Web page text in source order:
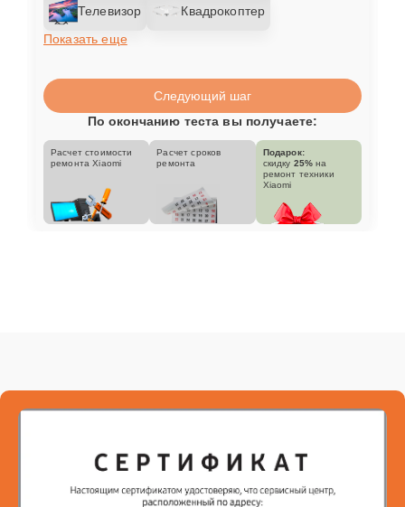
Телевизор
Квадрокоптер
Показать еще
Следующий шаг
По окончанию теста вы получаете:
Расчет стоимости
ремонта Xiaomi
Расчет сроков
ремонта
Подарок:
скидку 25% на
ремонт техники
Xiaomi